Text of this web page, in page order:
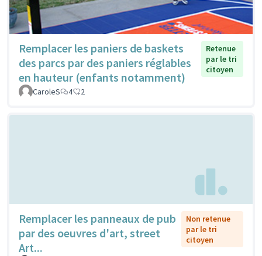
Remplacer les paniers de baskets
des parcs par des paniers réglables
en hauteur (enfants notamment)
Retenue
par le tri
citoyen
CaroleS 4 2
Remplacer les panneaux de pub
par des oeuvres d'art, street
Art...
Non retenue
par le tri
citoyen